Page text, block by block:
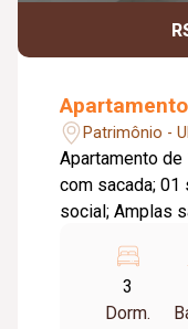
Patrimônio -
Apartamento
com sacada; 01
social; Amplas
02 vagas de
Apartamento
com sacada;
3
Dorm.